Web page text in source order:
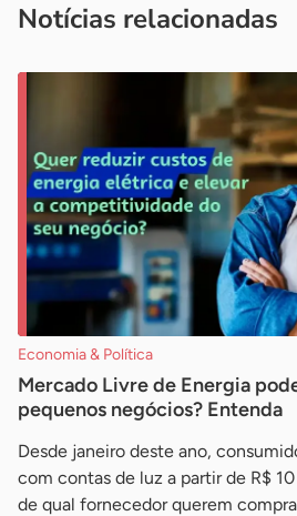
Notícias relacionadas
Economia & Política
Mercado Livre de Energia
pequenos negócios? Entenda
Desde janeiro deste ano,
com contas de luz a partir de R$
de qual fornecedor querem